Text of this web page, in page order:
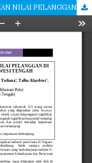
STRATEGI UNGGUL MENINGKATKAN NILAI PELANGGAN DI INDUSTRI PARIWISATA DI SULAWESI TENGAH